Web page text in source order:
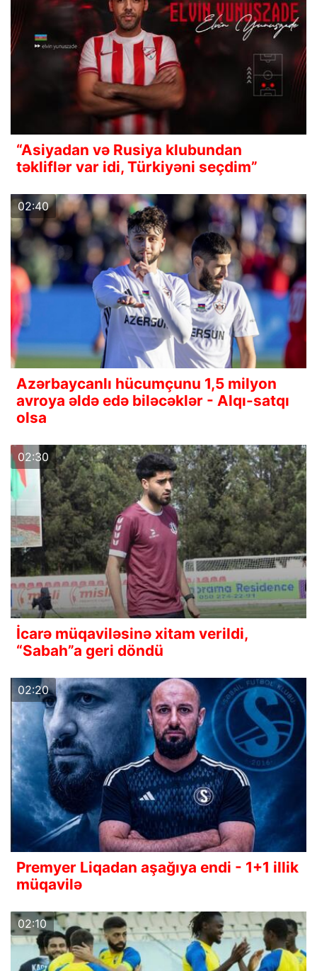
“Asiyadan və Rusiya klubundan
təkliflər var idi, Türkiyəni seçdim”
02:40
Azərbaycanlı hücumçunu 1,5 milyon
avroya əldə edə biləcəklər - Alqı-satqı
olsa
02:30
İcarə müqaviləsinə xitam verildi,
“Sabah”a geri döndü
02:20
Premyer Liqadan aşağıya endi - 1+1 illik
müqavilə
02:10